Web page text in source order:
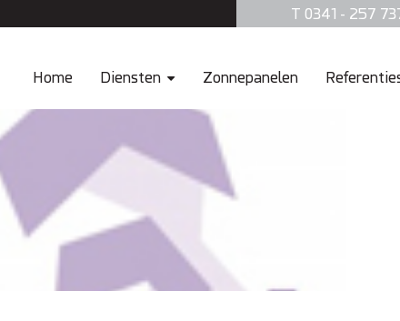
T 0341 - 257
Home Diensten Zonnepanelen